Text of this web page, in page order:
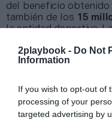
2playbook - Do Not
Information
If you wish to opt-out of
processing of your
targeted advertising by
del beneficio
también de los 15
la entidad deportiva.
rozaba los 50
Calcio e Finanza.
Sobre Intelligence
Intelligence 2Pes la
inteligencia de